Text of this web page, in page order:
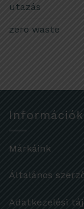
utazás
zero waste
Információk
Márkáink
Általános
Adatkezelési